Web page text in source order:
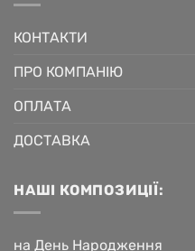
КОНТАКТИ
ПРО КОМПАНІЮ
ОПЛАТА
ДОСТАВКА
НАШІ КОМПОЗИЦІЇ:
на День Народження